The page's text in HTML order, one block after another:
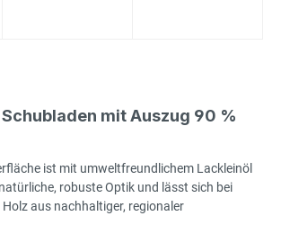
mit Auszug 90 %
ist mit umweltfreundlichem Lackleinöl
robuste Optik und lässt sich bei
aus nachhaltiger, regionaler